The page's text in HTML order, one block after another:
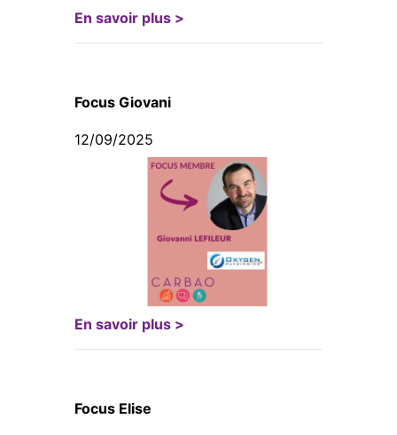
En savoir plus >
Focus Giovani
12/09/2025
En savoir plus >
Focus Elise